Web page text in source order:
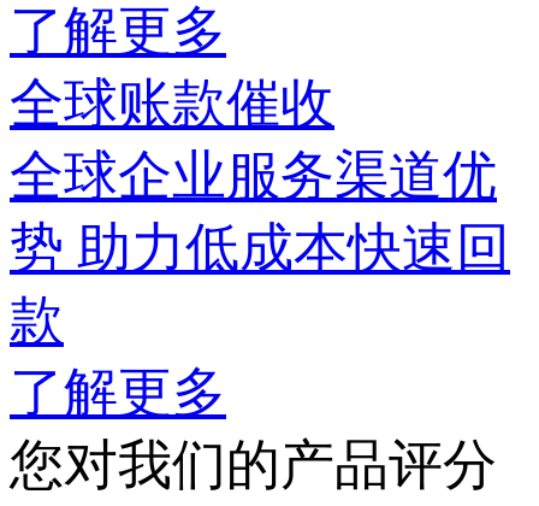
了解更多
全球账款催收
全球企业服务渠道优
势 助力低成本快速回
款
了解更多
您对我们的产品评分